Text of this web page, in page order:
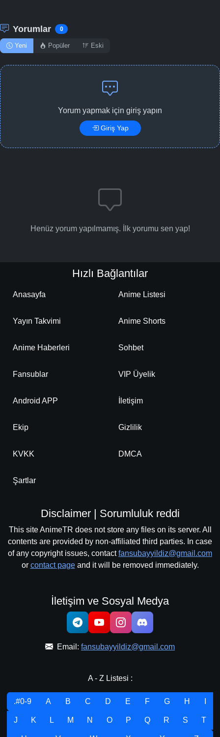
Yorumlar 0
Yeni Popüler Eski
Yorum yapmak için giriş yapın
Giriş Yap
Henüz yorum yapılmamış. İlk yorumu sen yap!
Hızlı Bağlantılar
Anasayfa Anime Listesi
Yayın Takvimi Anime Shorts
Anime Haberleri Sohbet
Fansublar VIP Üyelik
Android APP İletişim
Ekip Gizlilik
KVKK DMCA
Şartlar
Disclaimer | Sorumluluk reddi
This site AnimeTR does not store any files on its server. All
contents are provided by non-affiliated third parties. In case
of any copyright issues, contactfansubayyildiz@gmail.com
or contact pageand it will be removed immediately.
İletişim ve Sosyal Medya
Email: fansubayyildiz@gmail.com
A - Z Listesi :
.#0-9 A B C D E F G H
J K L M N O P Q R S T